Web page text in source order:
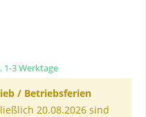
1-3 Werktage
/ Betriebsferien
20.08.2026 sind